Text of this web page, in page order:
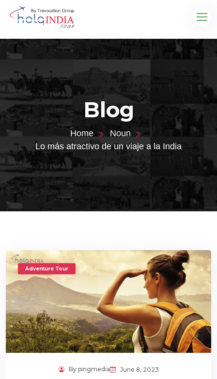
Blog
Home
Noun
Lo más atractivo de un viaje a la India
Adventure Tour
By pingmedia June 8, 2023